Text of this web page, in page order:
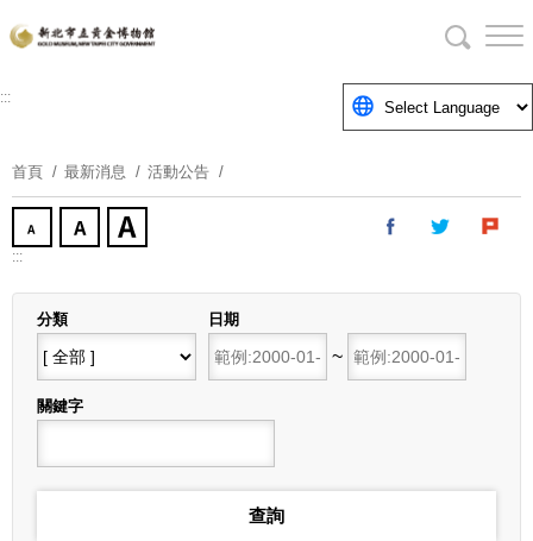
到
要
塊
:::
首頁 最新消息 活動公告
:::
分類
日期
開始日期
~
關鍵字